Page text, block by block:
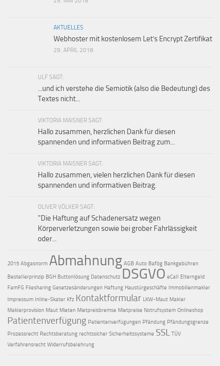
AKTUELLES
Webhoster mit kostenlosem Let’s Encrypt Zertifikat
29. APRIL 2018
ULF SAGT:
...und ich verstehe die Semiotik (also die Bedeutung) des
Textes nicht...
VIKTORIA MAISNER SAGT:
Hallo zusammen, herzlichen Dank für diesen
spannenden und informativen Beitrag zum...
VIKTORIA MAISNER SAGT:
Hallo zusammen, vielen herzlichen Dank für diesen
spannenden und informativen Beitrag.
OLIVER VÖLKER SAGT:
"Die Haftung auf Schaden­ersatz wegen
Körperverletzungen sowie bei grober Fahr­lässig­keit
oder...
2015 Abgasnorm Abmahnung AGB Auto Bafög Bankgebühren
Bestellerprinzip BGH Buttonlösung Datenschutz DSGVO eCall Elterngeld
FamFG Filesharing Gesetzesänderungen Haftung Haustürgeschäfte Immobilienmakler
Impressum Inline-Skater Kfz Kontaktformular LKW-Maut Makler
Maklerprovision Maut Mieten Mietpreisbremse Mietpreise Notrufsystem Onlineshop
Patientenverfügung Patientenverfügungen Pfändung Pfändungsgrenze
Prozessrecht Rechtsberatung rechtssicher Sicherheitssysteme SSL TÜV
Verfahrensrecht Widerrufsbelehrung